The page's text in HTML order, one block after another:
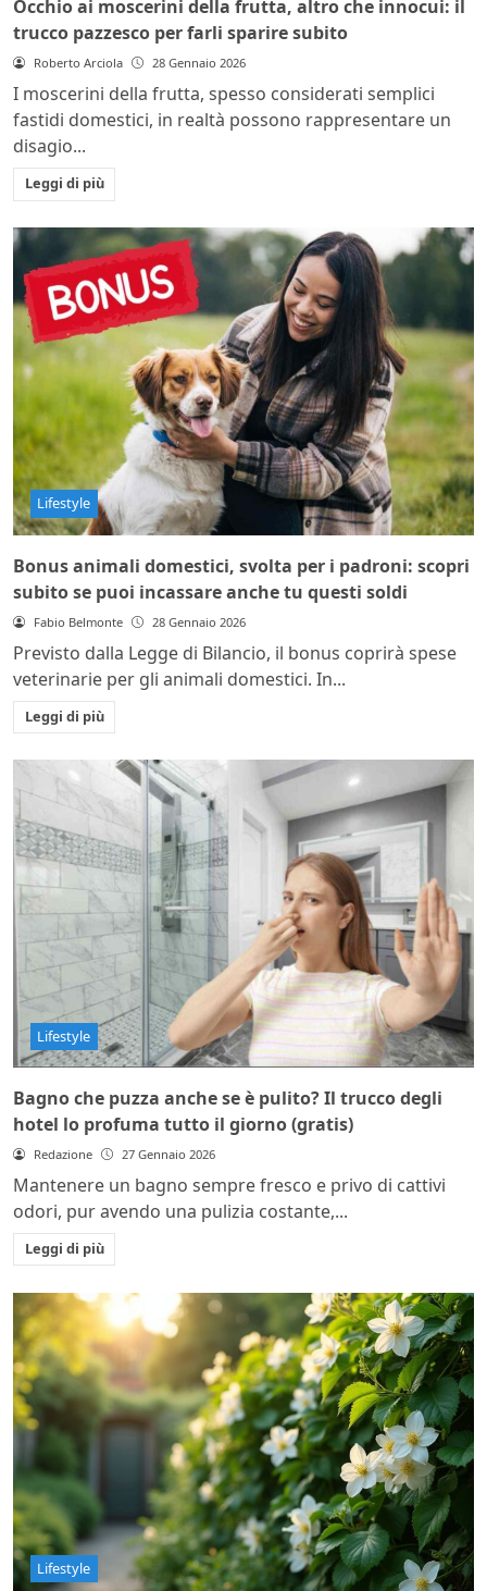
Occhio ai moscerini della frutta, altro che innocui: il
trucco pazzesco per farli sparire subito
Roberto Arciola 28 Gennaio 2026
I moscerini della frutta, spesso considerati semplici
fastidi domestici, in realtà possono rappresentare un
disagio...
Leggi di più
Lifestyle
Bonus animali domestici, svolta per i padroni: scopri
subito se puoi incassare anche tu questi soldi
Fabio Belmonte 28 Gennaio 2026
Previsto dalla Legge di Bilancio, il bonus coprirà spese
veterinarie per gli animali domestici. In...
Leggi di più
Lifestyle
Bagno che puzza anche se è pulito? Il trucco degli
hotel lo profuma tutto il giorno (gratis)
Redazione 27 Gennaio 2026
Mantenere un bagno sempre fresco e privo di cattivi
odori, pur avendo una pulizia costante,...
Leggi di più
Lifestyle